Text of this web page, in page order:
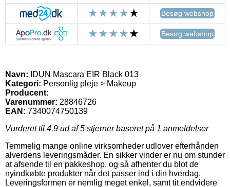
Besøg webshop
Besøg webshop
Navn: IDUN Mascara EIR Black 013
Kategori: Personlig pleje > Makeup
Producent:
Varenummer: 28846726
EAN: 7340074750139
Vurderet til 4.9 ud af 5 stjerner baseret på 1 anmeldelser
Temmelig mange online virksomheder udlover efterhånden
alverdens leveringsmåder. En sikker vinder er nu om stunder
at afsende til en pakkeshop, og så afhenter du blot de
nyindkøbte produkter når det passer ind i din hverdag.
Leveringsformen er nemlig meget enkel, samt tit endvidere